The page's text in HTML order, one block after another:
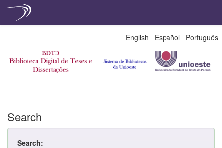
English Español Português
Search
Search: